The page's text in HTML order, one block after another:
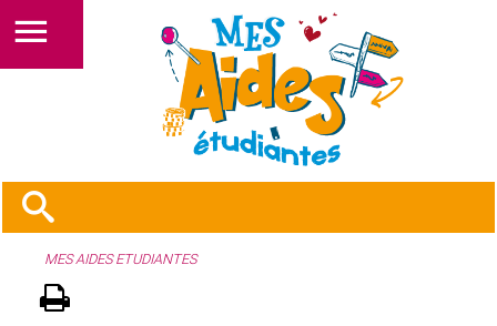
MES AIDES ETUDIANTES